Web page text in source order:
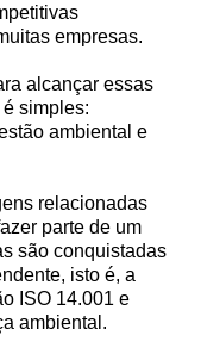
empresas.
alcançar essas
simples:
ambiental e
relacionadas
parte de um
são conquistadas
isto é, a
ISO 14.001 e
ambiental.